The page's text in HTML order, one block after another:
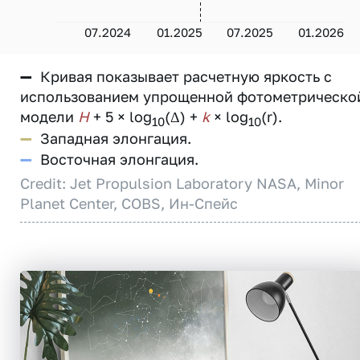
07.2024 01.2025 07.2025 01.2026
— Кривая показывает расчетную яркость с
использованием упрощенной
модели H+ 5 × log10(Δ) + k× log10(r).
— Западная элонгация.
— Восточная элонгация.
Credit: Jet Propulsion Laboratory NASA, Minor
Planet Center, COBS, Ин-Спейс